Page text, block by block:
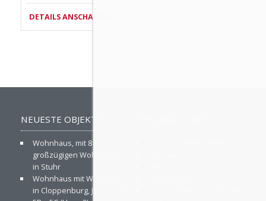
DETAILS ANSCHAUEN »
NEUESTE OBJEKTE
Wohnhaus, mit 8
großzügigen Wohnungen
in Stuhr
Wohnhaus mit Walmdach
in Cloppenburg, Juiststraße